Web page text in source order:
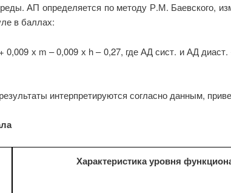
АП определяется по методу Р.М. Баевского,
в баллах:
х m – 0,009 х h – 0,27, где АД сист. и АД диаст.
интерпретируются согласно данным,
Характеристика уровня